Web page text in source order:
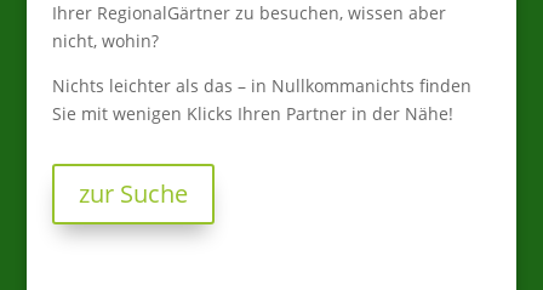
Ihrer RegionalGärtner zu besuchen, wissen aber
nicht, wohin?
Nichts leichter als das – in Nullkommanichts finden
Sie mit wenigen Klicks Ihren Partner in der Nähe!
zur Suche